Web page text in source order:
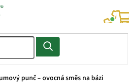
punč – ovocná směs na bázi